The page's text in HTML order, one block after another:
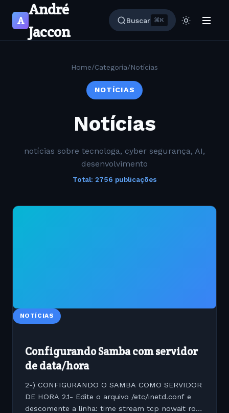
A
André
Jaccon
Buscar ⌘K
Home/Categoria/Notícias
NOTÍCIAS
Notícias
notícias sobre tecnologa, cyber segurança, AI,
desenvolvimento
Total: 2756 publicações
NOTÍCIAS
Configurando Samba com servidor
de data/hora
2-) CONFIGURANDO O SAMBA COMO SERVIDOR
DE HORA 2.1- Edite o arquivo /etc/inetd.conf e
descomente a linha: time stream tcp nowait root